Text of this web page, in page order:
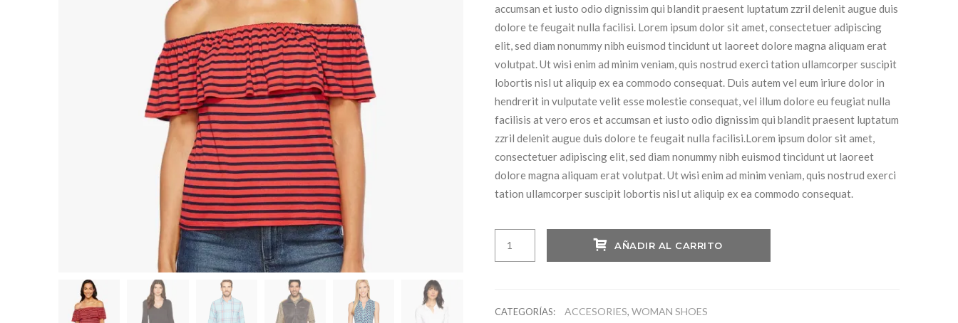
accumsan et iusto odio dignissim qui blandit praesent luptatum zzril delenit augue duis
dolore te feugait nulla facilisi. Lorem ipsum dolor sit amet, consectetuer adipiscing
elit, sed diam nonummy nibh euismod tincidunt ut laoreet dolore magna aliquam erat
volutpat. Ut wisi enim ad minim veniam, quis nostrud exerci tation ullamcorper suscipit
lobortis nisl ut aliquip ex ea commodo consequat. Duis autem vel eum iriure dolor in
hendrerit in vulputate velit esse molestie consequat, vel illum dolore eu feugiat nulla
facilisis at vero eros et accumsan et iusto odio dignissim qui blandit praesent luptatum
zzril delenit augue duis dolore te feugait nulla facilisi.Lorem ipsum dolor sit amet,
consectetuer adipiscing elit, sed diam nonummy nibh euismod tincidunt ut laoreet
dolore magna aliquam erat volutpat. Ut wisi enim ad minim veniam, quis nostrud exerci
tation ullamcorper suscipit lobortis nisl ut aliquip ex ea commodo consequat.
AÑADIR AL CARRITO
CATEGORÍAS: ACCESORIES,WOMAN SHOES